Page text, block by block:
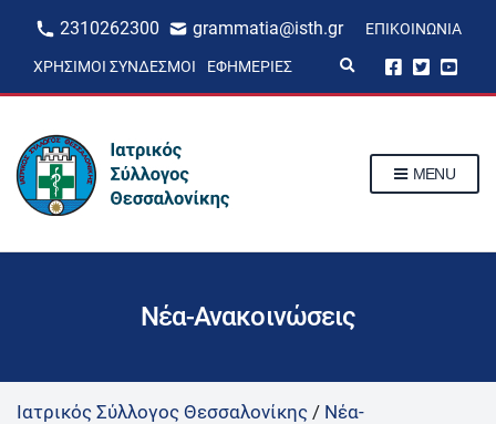
2310262300 grammatia@isth.gr ΕΠΙΚΟΙΝΩΝΊΑ
ΧΡΉΣΙΜΟΙ ΣΎΝΔΕΣΜΟΙ ΕΦΗΜΕΡΊΕΣ
p
m
MENU
Νέα-Ανακοινώσεις
Ιατρικός Σύλλογος Θεσσαλονίκης / Νέα-